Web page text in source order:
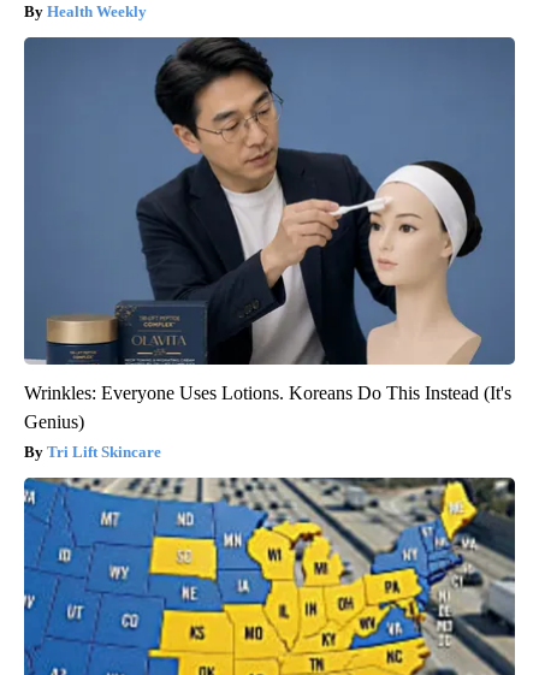
Health Weekly
Wrinkles: Everyone Uses Lotions. Koreans Do This Instead (It's
Genius)
Tri Lift Skincare